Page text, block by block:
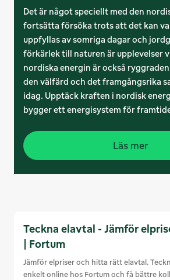
Det är något speciellt med den
fortsätta försöka trots att det kan
uppfyllas av somriga dagar och
förkärlek till naturen är upplevelser
nordiska energin är också
den välfärd och det framgångsrika
idag. Upptäck kraften i nordisk
bygger ett energisystem för
Läs mer
Teckna elavtal - Jämför
| Fortum
Jämför elpriser och hitta rätt elavtal.
enkelt online hos Fortum och få bättre